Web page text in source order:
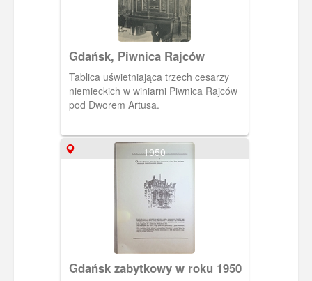
Gdańsk, Piwnica Rajców
Tablica uświetniająca trzech cesarzy
niemieckich w winiarni Piwnica Rajców
pod Dworem Artusa.
1950
Gdańsk zabytkowy w roku 1950